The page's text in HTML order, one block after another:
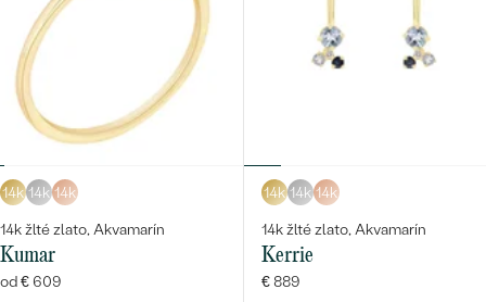
14k 14k 14k
14k žlté zlato, Akvamarín
Kumar
od € 609
14k 14k 14k
14k žlté zlato, Akvamarín
Kerrie
€ 889